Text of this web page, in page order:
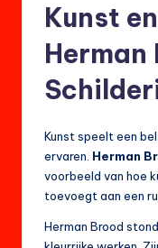
Kunst
Herman
Kunst speelt een
ervaren. Herman
voorbeeld van hoe
toevoegt aan een
Herman Brood